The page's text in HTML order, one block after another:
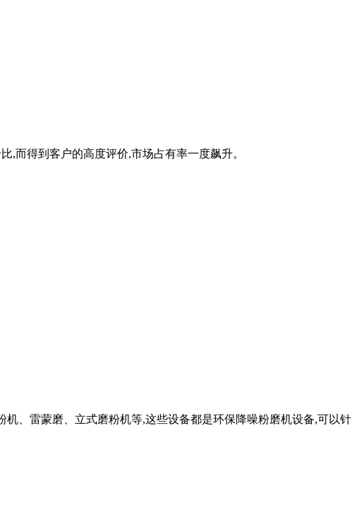
,而得到客户的高度评价,市场占有率一度飙升。
、雷蒙磨、立式磨粉机等,这些设备都是环保降噪粉磨机设备,可以针